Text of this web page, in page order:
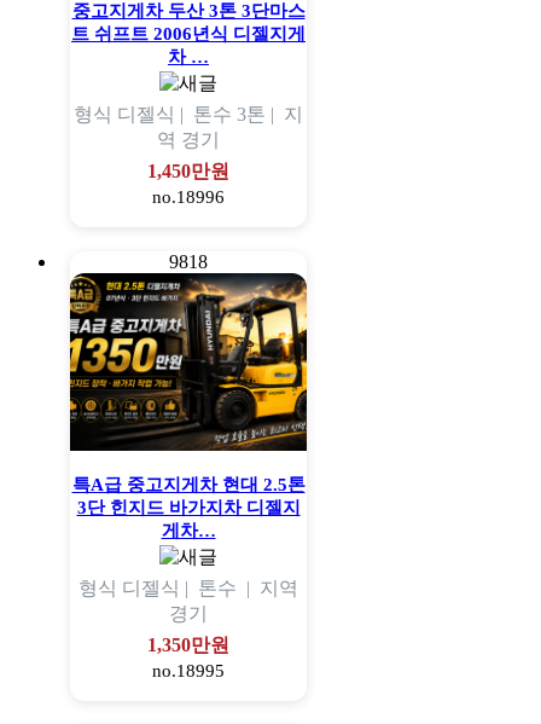
중고지게차 두산 3톤 3단마스
트 쉬프트 2006년식 디젤지게
차 …
형식 디젤식 | 톤수 3톤 | 지
역 경기
1,450만원
no.18996
9818
특A급 중고지게차 현대 2.5톤
3단 힌지드 바가지차 디젤지
게차…
형식 디젤식 | 톤수 | 지역
경기
1,350만원
no.18995